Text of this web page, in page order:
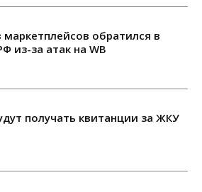
обратился в
из-за атак на WB
получать квитанции за ЖКУ